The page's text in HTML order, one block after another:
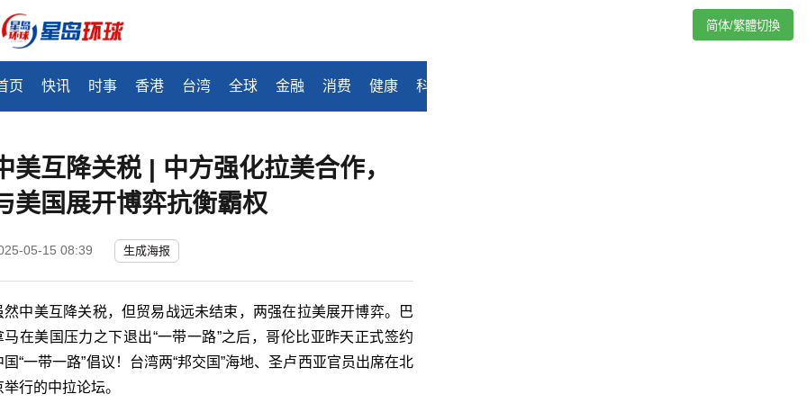
页 快讯 时事 香港 台湾 全球 金融 消费 健康 科技
简体/繁體切換
美互降关税 | 中方强化拉美合作，
美国展开博弈抗衡霸权
05-15 08:39 生成海报
然中美互降关税，但贸易战远未结束，两强在拉美展开博弈。巴
马在美国压力之下退出“一带一路”之后，哥伦比亚昨天正式签约
国“一带一路”倡议！台湾两“邦交国”海地、圣卢西亚官员出席在北
举行的中拉论坛。